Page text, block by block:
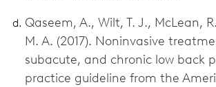
Qaseem, A., Wilt, T. J., McLean,
M. A. (2017). Noninvasive
subacute, and chronic low back
practice guideline from the